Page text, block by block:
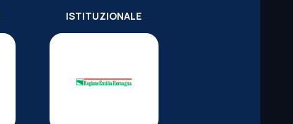
ISTITUZIONALE